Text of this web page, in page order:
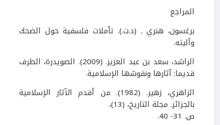
المراجع
برغسون، هنري ـ (د.ت.). تأملات فلسفية حول الضحك
وآليته.
الراشد، سعد بن عبد العزيز.
(
2009
)
. الصويدرة، الطرف
قديما:آثارها ونقوشها الإسلامية.
الزاهري، زهير.
(
1982
)
. من أقدم الآثار الإسلامية
بالجزائر. مجلة التاريخ، (
13
)،
ص. 31- 40
.